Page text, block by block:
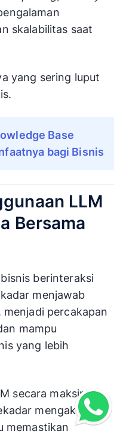
skalabilitas saat
yang sering luput
Base
bagi Bisnis
LLM
Bersama
berinteraksi
menjawab
percakapan
mampu
yang lebih
secara maksimal
mengakses
memastikan